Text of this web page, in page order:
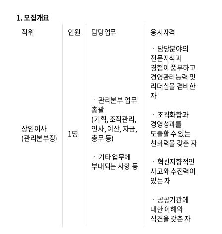
1. 모집개요
직위
인원 담당업무 응시자격
상임이사
(관리본부장)
1명
ㆍ관리본부 업무
총괄
(기획, 조직관리,
인사, 예산, 자금,
총무 등)
ㆍ기타 업무에
부대되는 사항 등
ㆍ담당분야의
전문지식과
경험이 풍부하고
경영관리능력 및
리더십을 겸비한
자
ㆍ조직화합과
경영성과를
도출할 수 있는
친화력을 갖춘 자
ㆍ혁신지향적인
사고와 추진력이
있는 자
ㆍ공공기관에
대한 이해와
식견을 갖춘 자